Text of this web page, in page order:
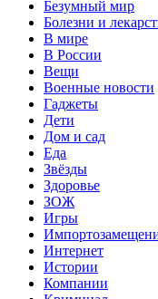
Безумный мир
Болезни и
В мире
В России
Вещи
Военные новости
Гаджеты
Дети
Дом и сад
Еда
Звёзды
Здоровье
ЗОЖ
Игры
Интернет
Истории
Компании